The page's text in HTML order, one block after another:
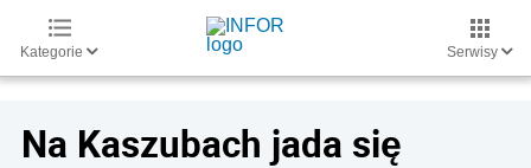
Kategorie Serwisy
Na Kaszubach jada się